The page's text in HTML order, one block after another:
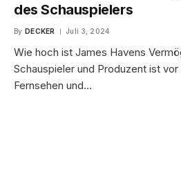
des Schauspielers
By DECKER Juli 3, 2024
Wie hoch ist James Havens
Schauspieler und Produzent ist
Fernsehen und…